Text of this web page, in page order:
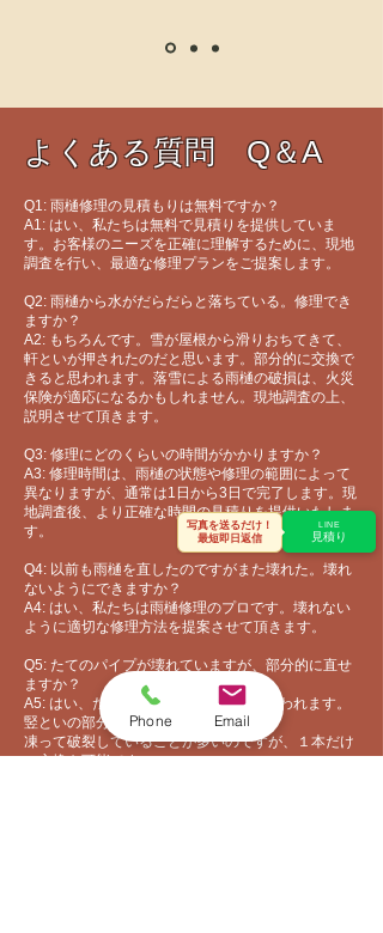
よくある質問 Q＆A
Q1: 雨樋修理の見積もりは無料ですか？
A1: はい、私たちは無料で見積りを提供していま
す。お客様のニーズを正確に理解するために、現地
調査を行い、最適な修理プランをご提案します。
Q2: 雨樋から水がだらだらと落ちている。修理でき
ますか？
A2: もちろんです。雪が屋根から滑りおちてきて、
軒といが押されたのだと思います。部分的に交換で
きると思われます。落雪による雨樋の破損は、火災
保険が適応になるかもしれません​。現地調査の上、
説明させて頂きます。
Q3: 修理にどのくらいの時間がかかりますか？
A3: 修理時間は、雨樋の状態や修理の範囲によって
異なりますが、通常は1日から3日で完了します。現
地調査後、より正確な時間の見積りを提供いたしま
す。
Q4: 以前も雨樋を直したのですがまた壊れた。壊れ
ないようにできますか？
A4: はい、私たちは雨樋修理のプロです。壊れない
ように適切な修理方法を提案させて頂きます。
Q5: たてのパイプが壊れていますが、部分的に直せ
ますか？
A5: はい、たてのパイプは竪といだと思われます。
竪といの部分交換も可能です。
​凍って破裂していることが多いのですが、１本だけ
の交換も可能です。
Phone Email
写真を送るだけ！
最短即日返信
LINE
見積り